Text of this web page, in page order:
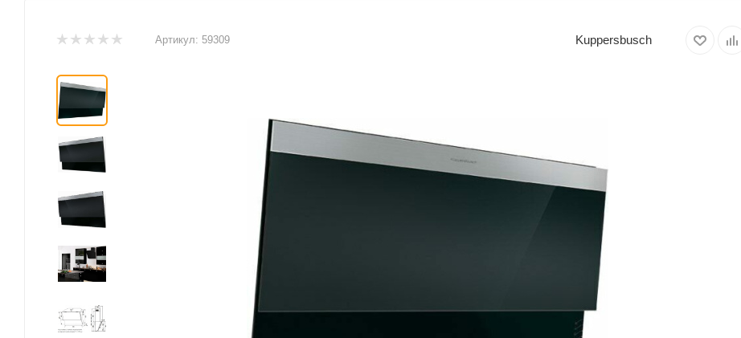
Артикул: 59309 Kuppersbusch